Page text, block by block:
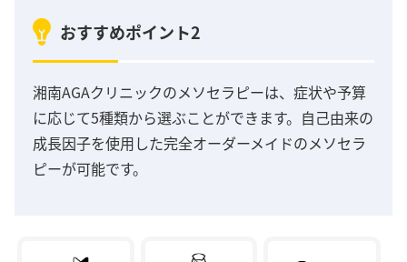
おすすめポイント2
湘南AGAクリニックのメソセラピーは、症状や予算
に応じて5種類から選ぶことができます。自己由来の
成長因子を使用した完全オーダーメイドのメソセラ
ピーが可能です。